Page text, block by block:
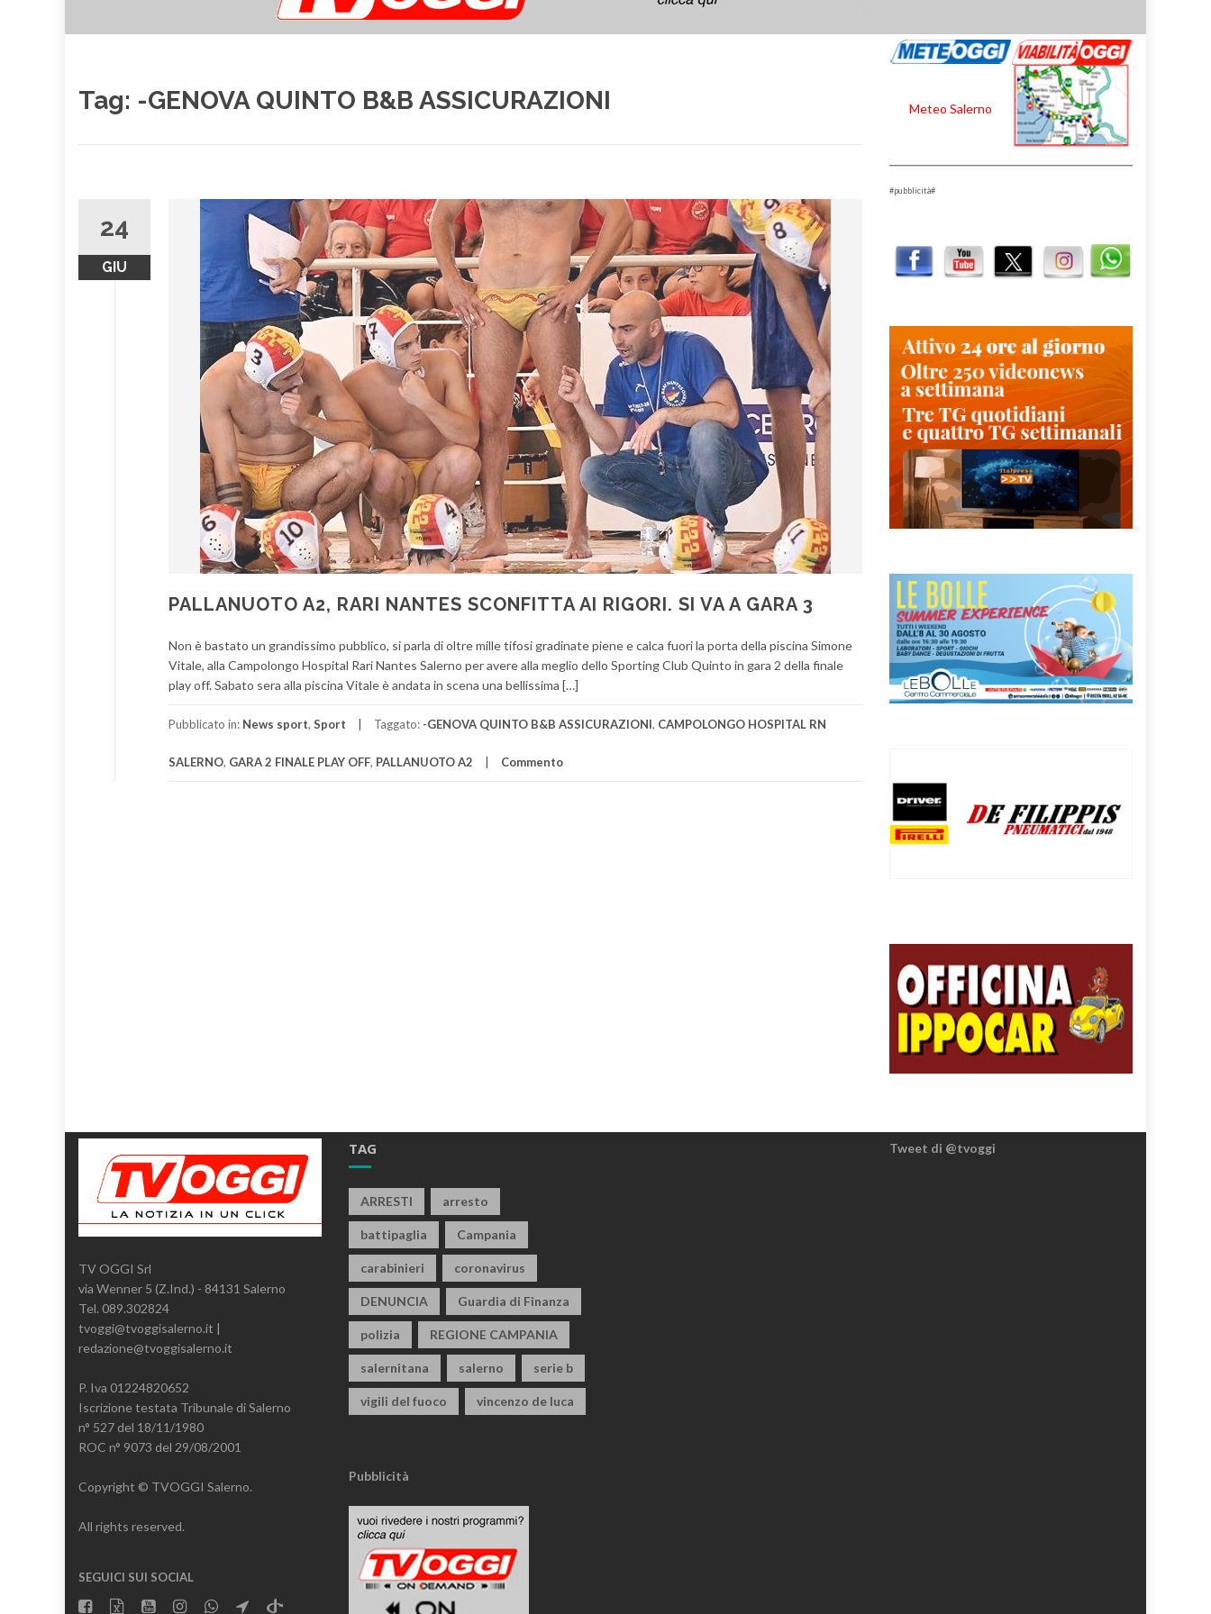
Tag: -GENOVA QUINTO B&B ASSICURAZIONI
24
GIU
PALLANUOTO A2, RARI NANTES SCONFITTA AI RIGORI. SI VA A GARA 3
Non è bastato un grandissimo pubblico, si parla di oltre mille tifosi gradinate piene e calca fuori la porta della piscina Simone
Vitale, alla Campolongo Hospital Rari Nantes Salerno per avere alla meglio dello Sporting Club Quinto in gara 2 della finale
play off. Sabato sera alla piscina Vitale è andata in scena una bellissima […]
Pubblicato in: News sport, Sport Taggato: -GENOVA QUINTO B&B ASSICURAZIONI, CAMPOLONGO HOSPITAL RN
SALERNO, GARA 2 FINALE PLAY OFF, PALLANUOTO A2 Commento
Meteo Salerno
#pubblicità#
TV OGGI Srl
via Wenner 5 (Z.Ind.) - 84131 Salerno
Tel. 089.302824
tvoggi@tvoggisalerno.it |
redazione@tvoggisalerno.it
P. Iva 01224820652
Iscrizione testata Tribunale di Salerno
n° 527 del 18/11/1980
ROC n° 9073 del 29/08/2001
Copyright © TVOGGI Salerno.
All rights reserved.
SEGUICI SUI SOCIAL
TAG
ARRESTI arresto
battipaglia Campania
carabinieri coronavirus
DENUNCIA Guardia di Finanza
polizia REGIONE CAMPANIA
salernitana salerno serie b
vigili del fuoco vincenzo de luca
Pubblicità
Tweet di @tvoggi